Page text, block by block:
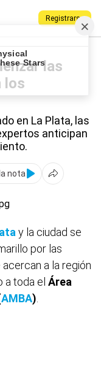
Registrarse
las
los
en La Plata, las
anticipan
nota
y la ciudad se
por las
a la región
a toda el Área
AMBA)